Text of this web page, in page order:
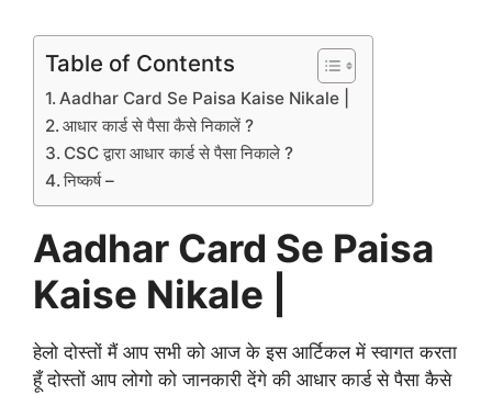
Table of Contents
Aadhar Card Se Paisa Kaise Nikale |
आधार कार्ड से पैसा कैसे निकालें ?
CSC द्वारा आधार कार्ड से पैसा निकाले ?
निष्कर्ष –
Aadhar Card Se Paisa
Kaise Nikale |
हेलो दोस्तों मैं आप सभी को आज के इस आर्टिकल में स्वागत करता
हूँ दोस्तों आप लोगो को जानकारी देंगे की आधार कार्ड से पैसा कैसे